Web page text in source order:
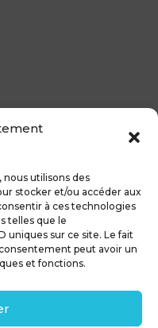
utilisons des
stocker et/ou accéder aux
à ces technologies
telles que le
uniques sur ce site. Le fait
peut avoir un
et fonctions.
le sourire :)
rendez-...
légales
Contact
(UE)